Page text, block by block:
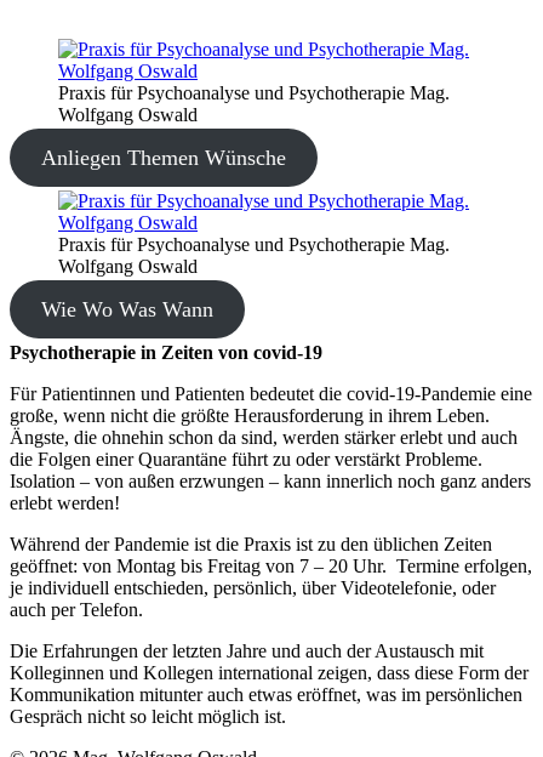
Praxis für Psychoanalyse und Psychotherapie Mag.
Wolfgang Oswald
Anliegen Themen Wünsche
Praxis für Psychoanalyse und Psychotherapie Mag.
Wolfgang Oswald
Wie Wo Was Wann
Psychotherapie in Zeiten von covid-19
Für Patientinnen und Patienten bedeutet die covid-19-Pandemie eine
große, wenn nicht die größte Herausforderung in ihrem Leben.
Ängste, die ohnehin schon da sind, werden stärker erlebt und auch
die Folgen einer Quarantäne führt zu oder verstärkt Probleme.
Isolation – von außen erzwungen – kann innerlich noch ganz anders
erlebt werden!
Während der Pandemie ist die Praxis ist zu den üblichen Zeiten
geöffnet: von Montag bis Freitag von 7 – 20 Uhr. Termine erfolgen,
je individuell entschieden, persönlich, über Videotelefonie, oder
auch per Telefon.
Die Erfahrungen der letzten Jahre und auch der Austausch mit
Kolleginnen und Kollegen international zeigen, dass diese Form der
Kommunikation mitunter auch etwas eröffnet, was im persönlichen
Gespräch nicht so leicht möglich ist.